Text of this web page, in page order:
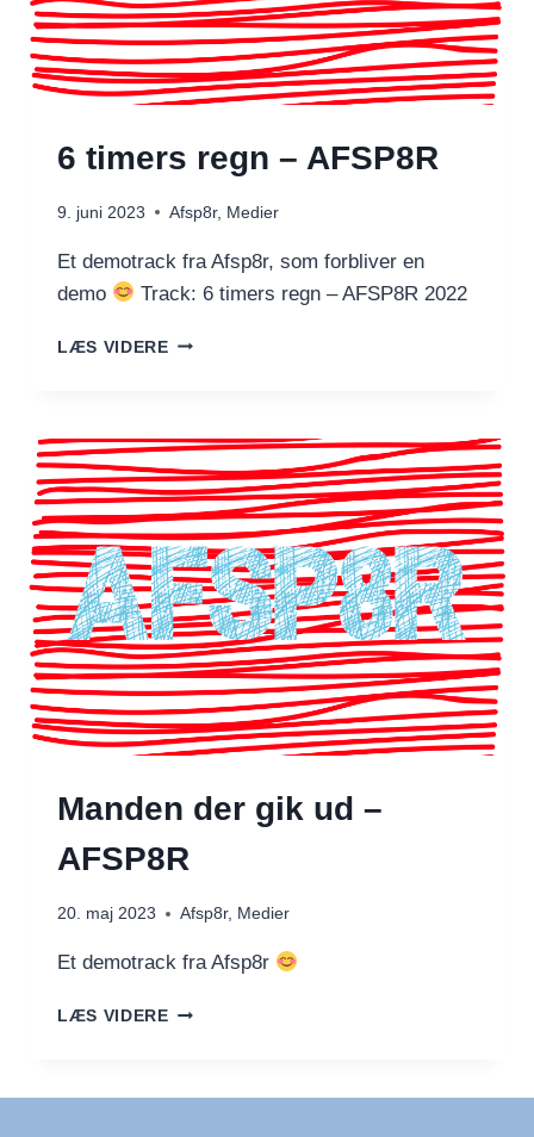
6 timers regn – AFSP8R
9. juni 2023 Afsp8r, Medier
Et demotrack fra Afsp8r, som forbliver en
demo
Track: 6 timers regn – AFSP8R 2022
LÆS VIDERE6
AFSP8R
Manden der gik ud –
AFSP8R
20. maj 2023 Afsp8r, Medier
Et demotrack fra Afsp8r
LÆS VIDEREMANDEN